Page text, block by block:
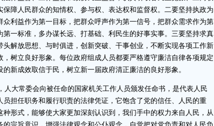
保障人民群众的知情权、参与权、表达权和监督权。二要坚持执政为
众利益作为第一目标，把群众呼声作为第一信号，把群众需求作为第
第一标准，多办谋长远、打基础、利民生的好事实事。三要坚持求真
头解放思想、与时俱进，创新突破、干事创业，不断实现各项工作新
，树立良好形象。每位政府组成人员都要严格遵守廉洁自律各项规定
新成效取信于民，树立新一届政府清正廉洁的良好形象。
大常委会向被任命的国家机关工作人员颁发任命书，是代表人民
员担任职务和履行职责的法律凭证，它饱含了党的信任、人民的重
种形式，能够使大家更加深刻认识到，我们手中的权力来自人民，从